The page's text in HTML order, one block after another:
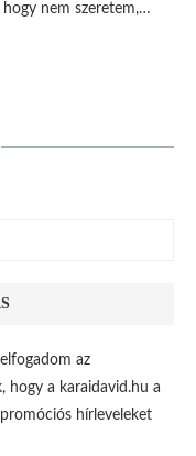
nem szeretem,…
az
hogy a karaidavid.hu a
hírleveleket